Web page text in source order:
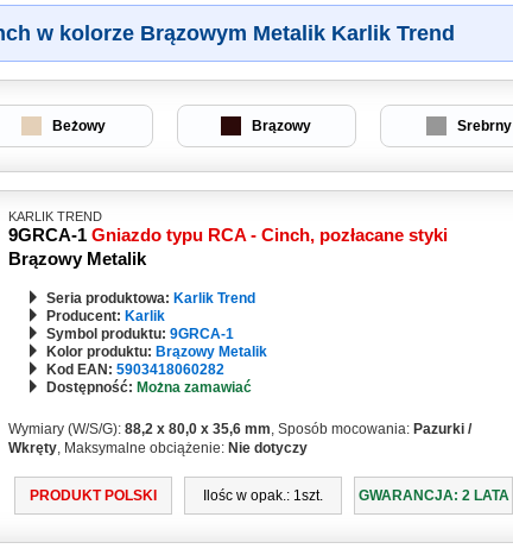
w kolorze Brązowym Metalik Karlik Trend
Beżowy Brązowy Srebrny
KARLIK TREND
9GRCA-1 Gniazdo typu RCA - Cinch, pozłacane styki
Brązowy Metalik
Seria produktowa: Karlik Trend
Producent: Karlik
Symbol produktu: 9GRCA-1
Kolor produktu: Brązowy Metalik
Kod EAN: 5903418060282
Dostępność: Można zamawiać
Wymiary (W/S/G): 88,2 x 80,0 x 35,6 mm, Sposób mocowania: Pazurki /
Wkręty, Maksymalne obciążenie: Nie dotyczy
PRODUKT POLSKI Ilośc w opak.: 1szt. GWARANCJA: 2 LATA